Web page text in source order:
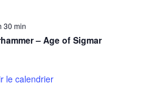
30 min
– Age of Sigmar
le calendrier